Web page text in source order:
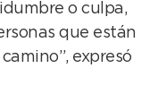
o culpa,
que están
expresó